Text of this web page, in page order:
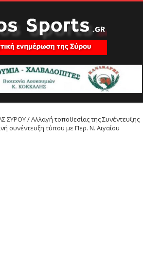
ΣΥΡΟΥ/Αλλαγή τοποθεσίας της Συνέντευξης
συνέντευξη τύπου με Περ. Ν. Αιγαίου